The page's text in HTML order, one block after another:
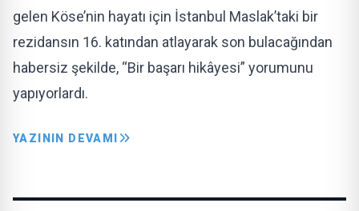
gelen Köse’nin hayatı için İstanbul Maslak’taki bir
rezidansın 16. katından atlayarak son bulacağından
habersiz şekilde, “Bir başarı hikâyesi” yorumunu
yapıyorlardı.
YAZININ DEVAMI